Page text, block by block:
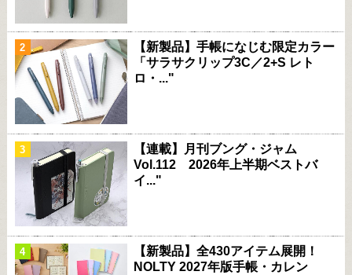
【新製品】手帳になじむ限定カラー
「サラサクリップ3C／2+S レト
ロ・..."
【連載】月刊ブング・ジャム
Vol.112 2026年上半期ベストバ
イ..."
【新製品】全430アイテム展開！
NOLTY 2027年版手帳・カレン